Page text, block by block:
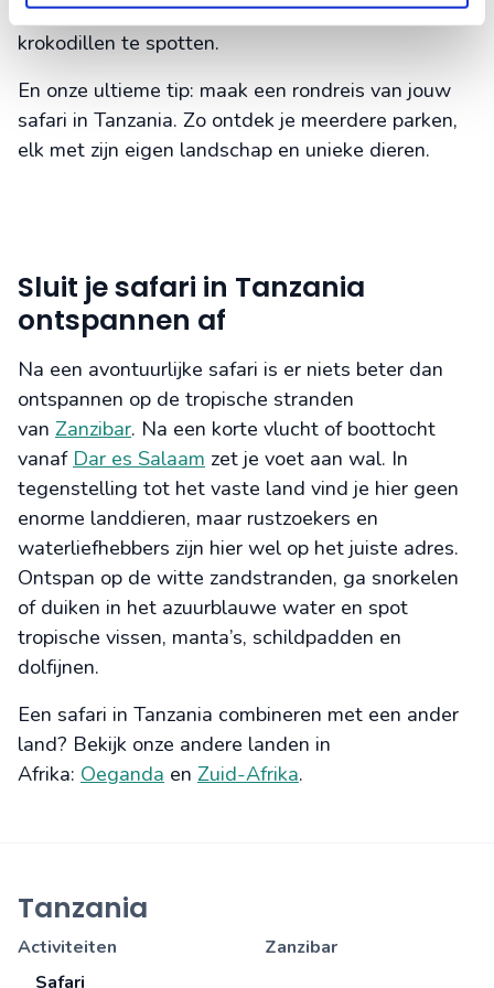
grote kans hebt om flamingo’s, nijlpaarden en zelfs
krokodillen te spotten.
En onze ultieme tip: maak een rondreis van jouw
safari in Tanzania. Zo ontdek je meerdere parken,
elk met zijn eigen landschap en unieke dieren.
Sluit je safari in Tanzania
ontspannen af
Na een avontuurlijke safari is er niets beter dan
ontspannen op de tropische stranden
van Zanzibar. Na een korte vlucht of boottocht
vanaf Dar es Salaam zet je voet aan wal. In
tegenstelling tot het vaste land vind je hier geen
enorme landdieren, maar rustzoekers en
waterliefhebbers zijn hier wel op het juiste adres.
Ontspan op de witte zandstranden, ga snorkelen
of duiken in het azuurblauwe water en spot
tropische vissen, manta’s, schildpadden en
dolfijnen.
Een safari in Tanzania combineren met een ander
land? Bekijk onze andere landen in
Afrika: Oeganda en Zuid-Afrika.
Tanzania
Activiteiten
Safari
Zanzibar